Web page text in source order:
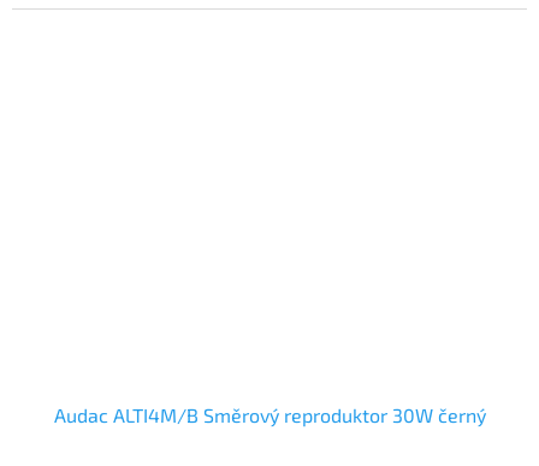
Audac ALTI4M/B Směrový reproduktor 30W černý